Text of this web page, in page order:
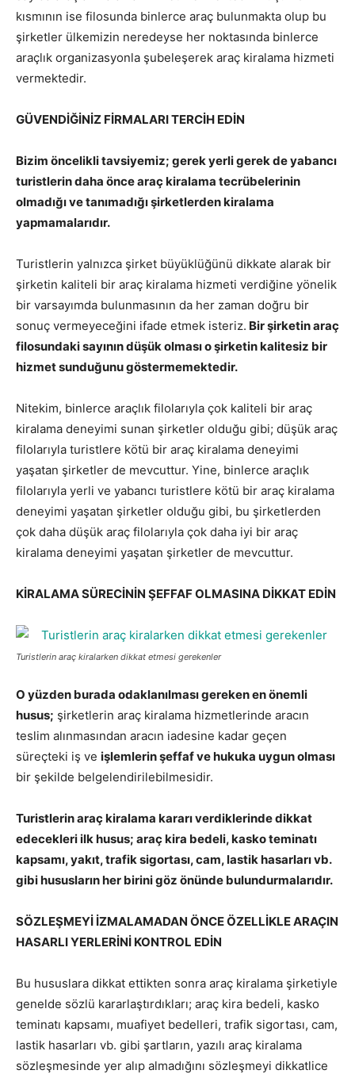
kısmının ise filosunda binlerce araç bulunmakta olup bu
şirketler ülkemizin neredeyse her noktasında binlerce
araçlık organizasyonla şubeleşerek araç kiralama hizmeti
vermektedir.
GÜVENDİĞİNİZ FİRMALARI TERCİH EDİN
Bizim öncelikli tavsiyemiz; gerek yerli gerek de yabancı
turistlerin daha önce araç kiralama tecrübelerinin
olmadığı ve tanımadığı şirketlerden kiralama
yapmamalarıdır.
Turistlerin yalnızca şirket büyüklüğünü dikkate alarak bir
şirketin kaliteli bir araç kiralama hizmeti verdiğine yönelik
bir varsayımda bulunmasının da her zaman doğru bir
sonuç vermeyeceğini ifade etmek isteriz. Bir şirketin araç
filosundaki sayının düşük olması o şirketin kalitesiz bir
hizmet sunduğunu göstermemektedir.
Nitekim, binlerce araçlık filolarıyla çok kaliteli bir araç
kiralama deneyimi sunan şirketler olduğu gibi; düşük araç
filolarıyla turistlere kötü bir araç kiralama deneyimi
yaşatan şirketler de mevcuttur. Yine, binlerce araçlık
filolarıyla yerli ve yabancı turistlere kötü bir araç kiralama
deneyimi yaşatan şirketler olduğu gibi, bu şirketlerden
çok daha düşük araç filolarıyla çok daha iyi bir araç
kiralama deneyimi yaşatan şirketler de mevcuttur.
KİRALAMA SÜRECİNİN ŞEFFAF OLMASINA DİKKAT EDİN
Turistlerin araç kiralarken dikkat etmesi gerekenler
O yüzden burada odaklanılması gereken en önemli
husus; şirketlerin araç kiralama hizmetlerinde aracın
teslim alınmasından aracın iadesine kadar geçen
süreçteki iş ve işlemlerin şeffaf ve hukuka uygun olması
bir şekilde belgelendirilebilmesidir.
Turistlerin araç kiralama kararı verdiklerinde dikkat
edecekleri ilk husus; araç kira bedeli, kasko teminatı
kapsamı, yakıt, trafik sigortası, cam, lastik hasarları vb.
gibi hususların her birini göz önünde bulundurmalarıdır.
SÖZLEŞMEYİ İZMALAMADAN ÖNCE ÖZELLİKLE ARAÇIN
HASARLI YERLERİNİ KONTROL EDİN
Bu hususlara dikkat ettikten sonra araç kiralama şirketiyle
genelde sözlü kararlaştırdıkları; araç kira bedeli, kasko
teminatı kapsamı, muafiyet bedelleri, trafik sigortası, cam,
lastik hasarları vb. gibi şartların, yazılı araç kiralama
sözleşmesinde yer alıp almadığını sözleşmeyi dikkatlice